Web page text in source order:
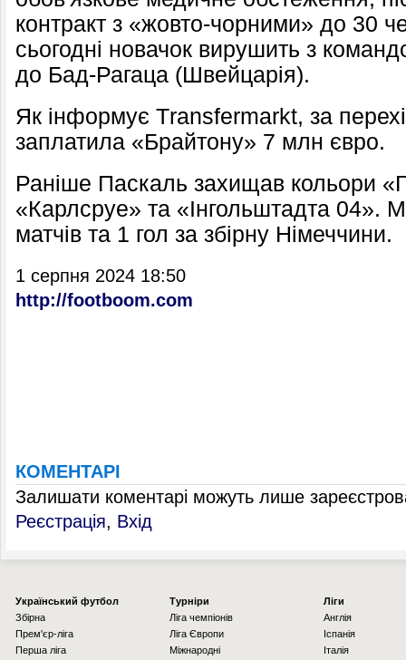
контракт з «жовто-чорними» до 30
сьогодні новачок вирушить з
до Бад-Рагаца (Швейцарія).
Як інформує Тransfermarkt, за
заплатила «Брайтону» 7 млн євро.
Раніше Паскаль захищав кольори
«Карлсруе» та «Інгольштадта 04».
матчів та 1 гол за збірну Німеччини.
1 серпня 2024 18:50
http://footboom.com
КОМЕНТАРІ
Залишати коментарі можуть лише
Реєстрація, Вхід
Українcький футбол
Збірна
Прем'єр-ліга
Перша ліга
Турніри
Ліга чемпіонів
Ліга Європи
Міжнародні
Ліги
Англія
Іспанія
Італія